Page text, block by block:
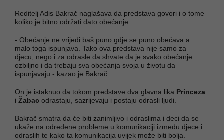
Reditelj Adis Bakrač naglašava da predstava govori i o tome
koliko je bitno održati dato obećanje.
- Obećanje ne vrijedi baš puno gdje se puno obećava a
malo toga ispunjava. Tako ova predstava nije samo za
djecu, nego i za odrasle da shvate da je svako obećanje
ozbiljno i da trebaju sva obećanja svoja u životu da
ispunjavaju - kazao je Bakrač.
On je istaknuo da tokom predstave dva glavna lika Princeza
i Žabac odrastaju, sazrijevaju i postaju odrasli ljudi.
Bakrač smatra da će biti zanimljivo i odraslima i deci da se
ukaže na određene probleme u komunikaciji između djece i
odraslih te kako ta komunikacija uvijek može biti bolja.